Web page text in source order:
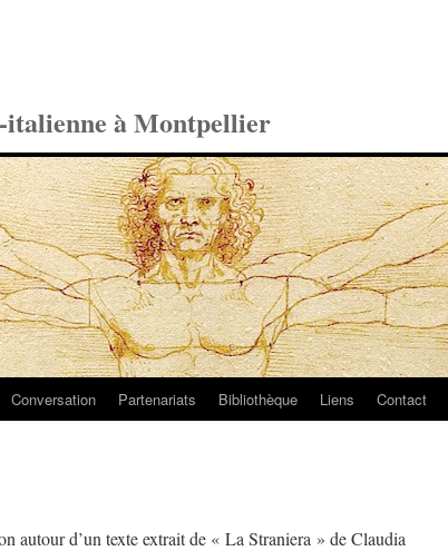
à Montpellier
Conversation Partenariats Bibliothèque Liens Contact
d’un texte extrait de « La Straniera » de Claudia